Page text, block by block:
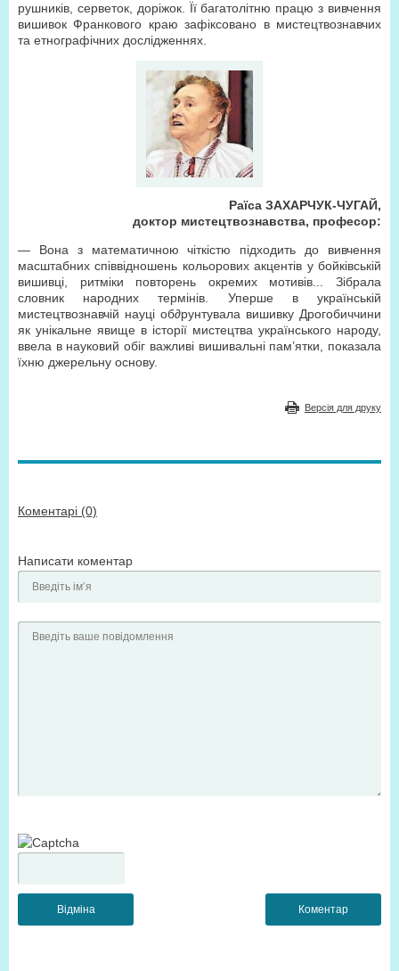
рушників, серветок, доріжок. Її багатолітню працю з вивчення
вишивок Франкового краю зафіксовано в мистецтвознавчих
та етнографічних дослідженнях.
Раїса ЗАХАРЧУК-ЧУГАЙ,
доктор мистецтвознавства, професор:
— Вона з математичною чіткістю підходить до вивчення
масштабних співвідношень кольорових акцентів у бойківській
вишивці, ритміки повторень окремих мотивів... Зібрала
словник народних термінів. Уперше в українській
мистецтвознавчій науці об∂рунтувала вишивку Дрогобиччини
як унікальне явище в історії мистецтва українського народу,
ввела в науковий обіг важливі вишивальні пам’ятки, показала
їхню джерельну основу.
Версія для друку
Коментарі (0)
Написати коментар